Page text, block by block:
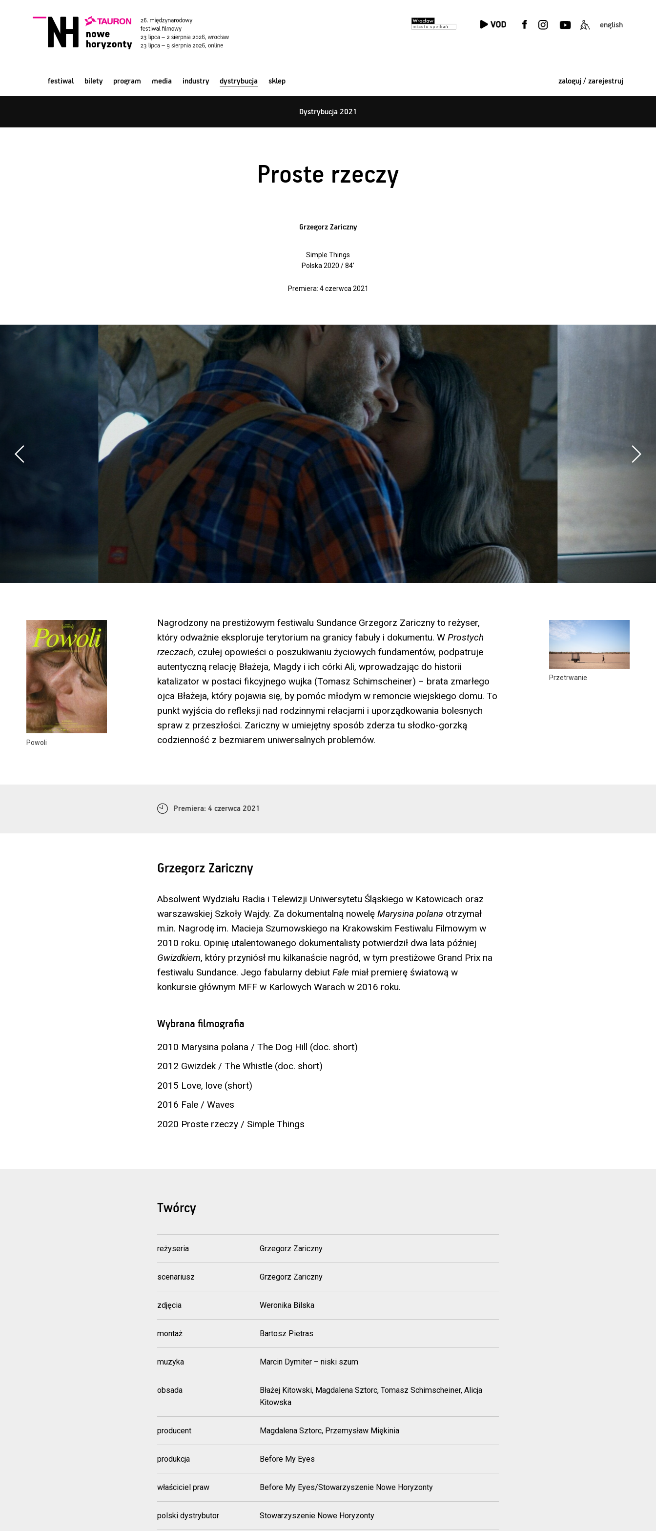
english
festiwal bilety program media industry dystrybucja sklep zaloguj / zarejestruj
Dystrybucja 2021
Proste rzeczy
Grzegorz Zariczny
Simple Things
Polska 2020 / 84’
Premiera: 4 czerwca 2021
Powoli
Przetrwanie
Nagrodzony na prestiżowym festiwalu Sundance Grzegorz Zariczny to reżyser,
który odważnie eksploruje terytorium na granicy fabuły i dokumentu. W Prostych
rzeczach, czułej opowieści o poszukiwaniu życiowych fundamentów, podpatruje
autentyczną relację Błażeja, Magdy i ich córki Ali, wprowadzając do historii
katalizator w postaci fikcyjnego wujka (Tomasz Schimscheiner) – brata zmarłego
ojca Błażeja, który pojawia się, by pomóc młodym w remoncie wiejskiego domu. To
punkt wyjścia do refleksji nad rodzinnymi relacjami i uporządkowania bolesnych
spraw z przeszłości. Zariczny w umiejętny sposób zderza tu słodko-gorzką
codzienność z bezmiarem uniwersalnych problemów.
Premiera: 4 czerwca 2021
Grzegorz Zariczny
Absolwent Wydziału Radia i Telewizji Uniwersytetu Śląskiego w Katowicach oraz
warszawskiej Szkoły Wajdy. Za dokumentalną nowelę Marysina polana otrzymał
m.in. Nagrodę im. Macieja Szumowskiego na Krakowskim Festiwalu Filmowym w
2010 roku. Opinię utalentowanego dokumentalisty potwierdził dwa lata później
Gwizdkiem, który przyniósł mu kilkanaście nagród, w tym prestiżowe Grand Prix na
festiwalu Sundance. Jego fabularny debiut Fale miał premierę światową w
konkursie głównym MFF w Karlowych Warach w 2016 roku.
Wybrana filmografia
2010 Marysina polana / The Dog Hill (doc. short)
2012 Gwizdek / The Whistle (doc. short)
2015 Love, love (short)
2016 Fale / Waves
2020 Proste rzeczy / Simple Things
Twórcy
reżyseria Grzegorz Zariczny
scenariusz Grzegorz Zariczny
zdjęcia Weronika Bilska
montaż Bartosz Pietras
muzyka Marcin Dymiter – niski szum
obsada
Błażej Kitowski, Magdalena Sztorc, Tomasz Schimscheiner, Alicja
Kitowska
producent Magdalena Sztorc, Przemysław Miękinia
produkcja Before My Eyes
właściciel praw Before My Eyes/Stowarzyszenie Nowe Horyzonty
polski dystrybutor Stowarzyszenie Nowe Horyzonty